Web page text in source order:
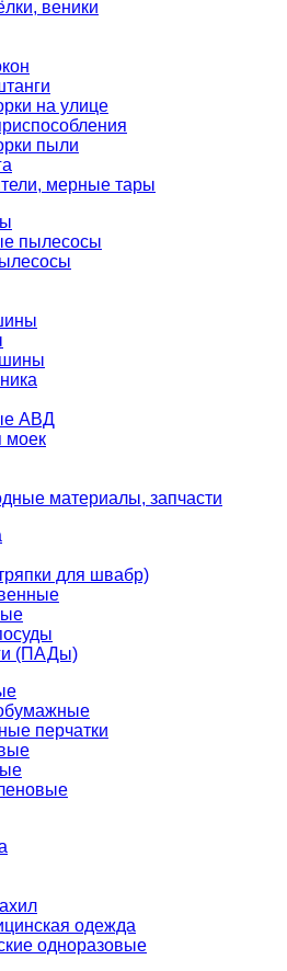
веники
на улице
пыли
мерные тары
пылесосы
АВД
моек
материалы, запчасти
для швабр)
(ПАДы)
перчатки
одежда
одноразовые